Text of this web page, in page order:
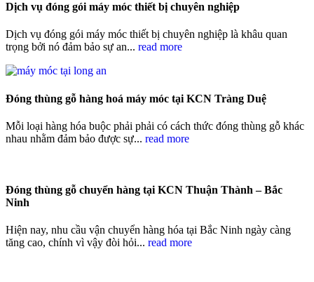
Dịch vụ đóng gói máy móc thiết bị chuyên nghiệp
Dịch vụ đóng gói máy móc thiết bị chuyên nghiệp là khâu quan
trọng bởi nó đảm bảo sự an... read more
Đóng thùng gỗ hàng hoá máy móc tại KCN Tràng Duệ
Mỗi loại hàng hóa buộc phải phải có cách thức đóng thùng gỗ khác
nhau nhằm đảm bảo được sự... read more
Đóng thùng gỗ chuyển hàng tại KCN Thuận Thành – Bắc
Ninh
Hiện nay, nhu cầu vận chuyển hàng hóa tại Bắc Ninh ngày càng
tăng cao, chính vì vậy đòi hỏi... read more